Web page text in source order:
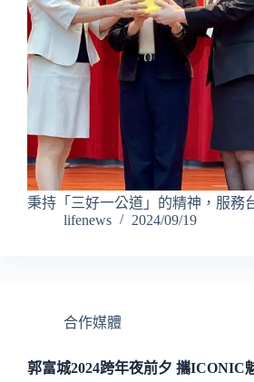
秉持「三好一公道」的精神，服務
lifenews
2024/09/19
合作媒體
郭富城2024跨年夜前夕 攜ICONIC